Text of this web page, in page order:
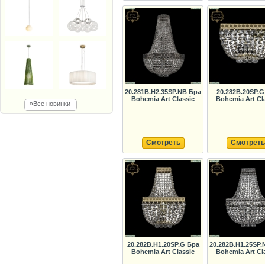
»Все новинки
20.281B.H2.35SP.NB Бра
Bohemia Art Classic
Смотреть
Bohemia Art
Смотреть
20.282B.H1.20SP.G Бра
Bohemia Art Classic
Bohemia Art